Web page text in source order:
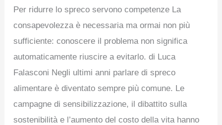
Per ridurre lo spreco servono competenze La
consapevolezza è necessaria ma ormai non più
sufficiente: conoscere il problema non significa
automaticamente riuscire a evitarlo. di Luca
Falasconi Negli ultimi anni parlare di spreco
alimentare è diventato sempre più comune. Le
campagne di sensibilizzazione, il dibattito sulla
sostenibilità e l’aumento del costo della vita hanno